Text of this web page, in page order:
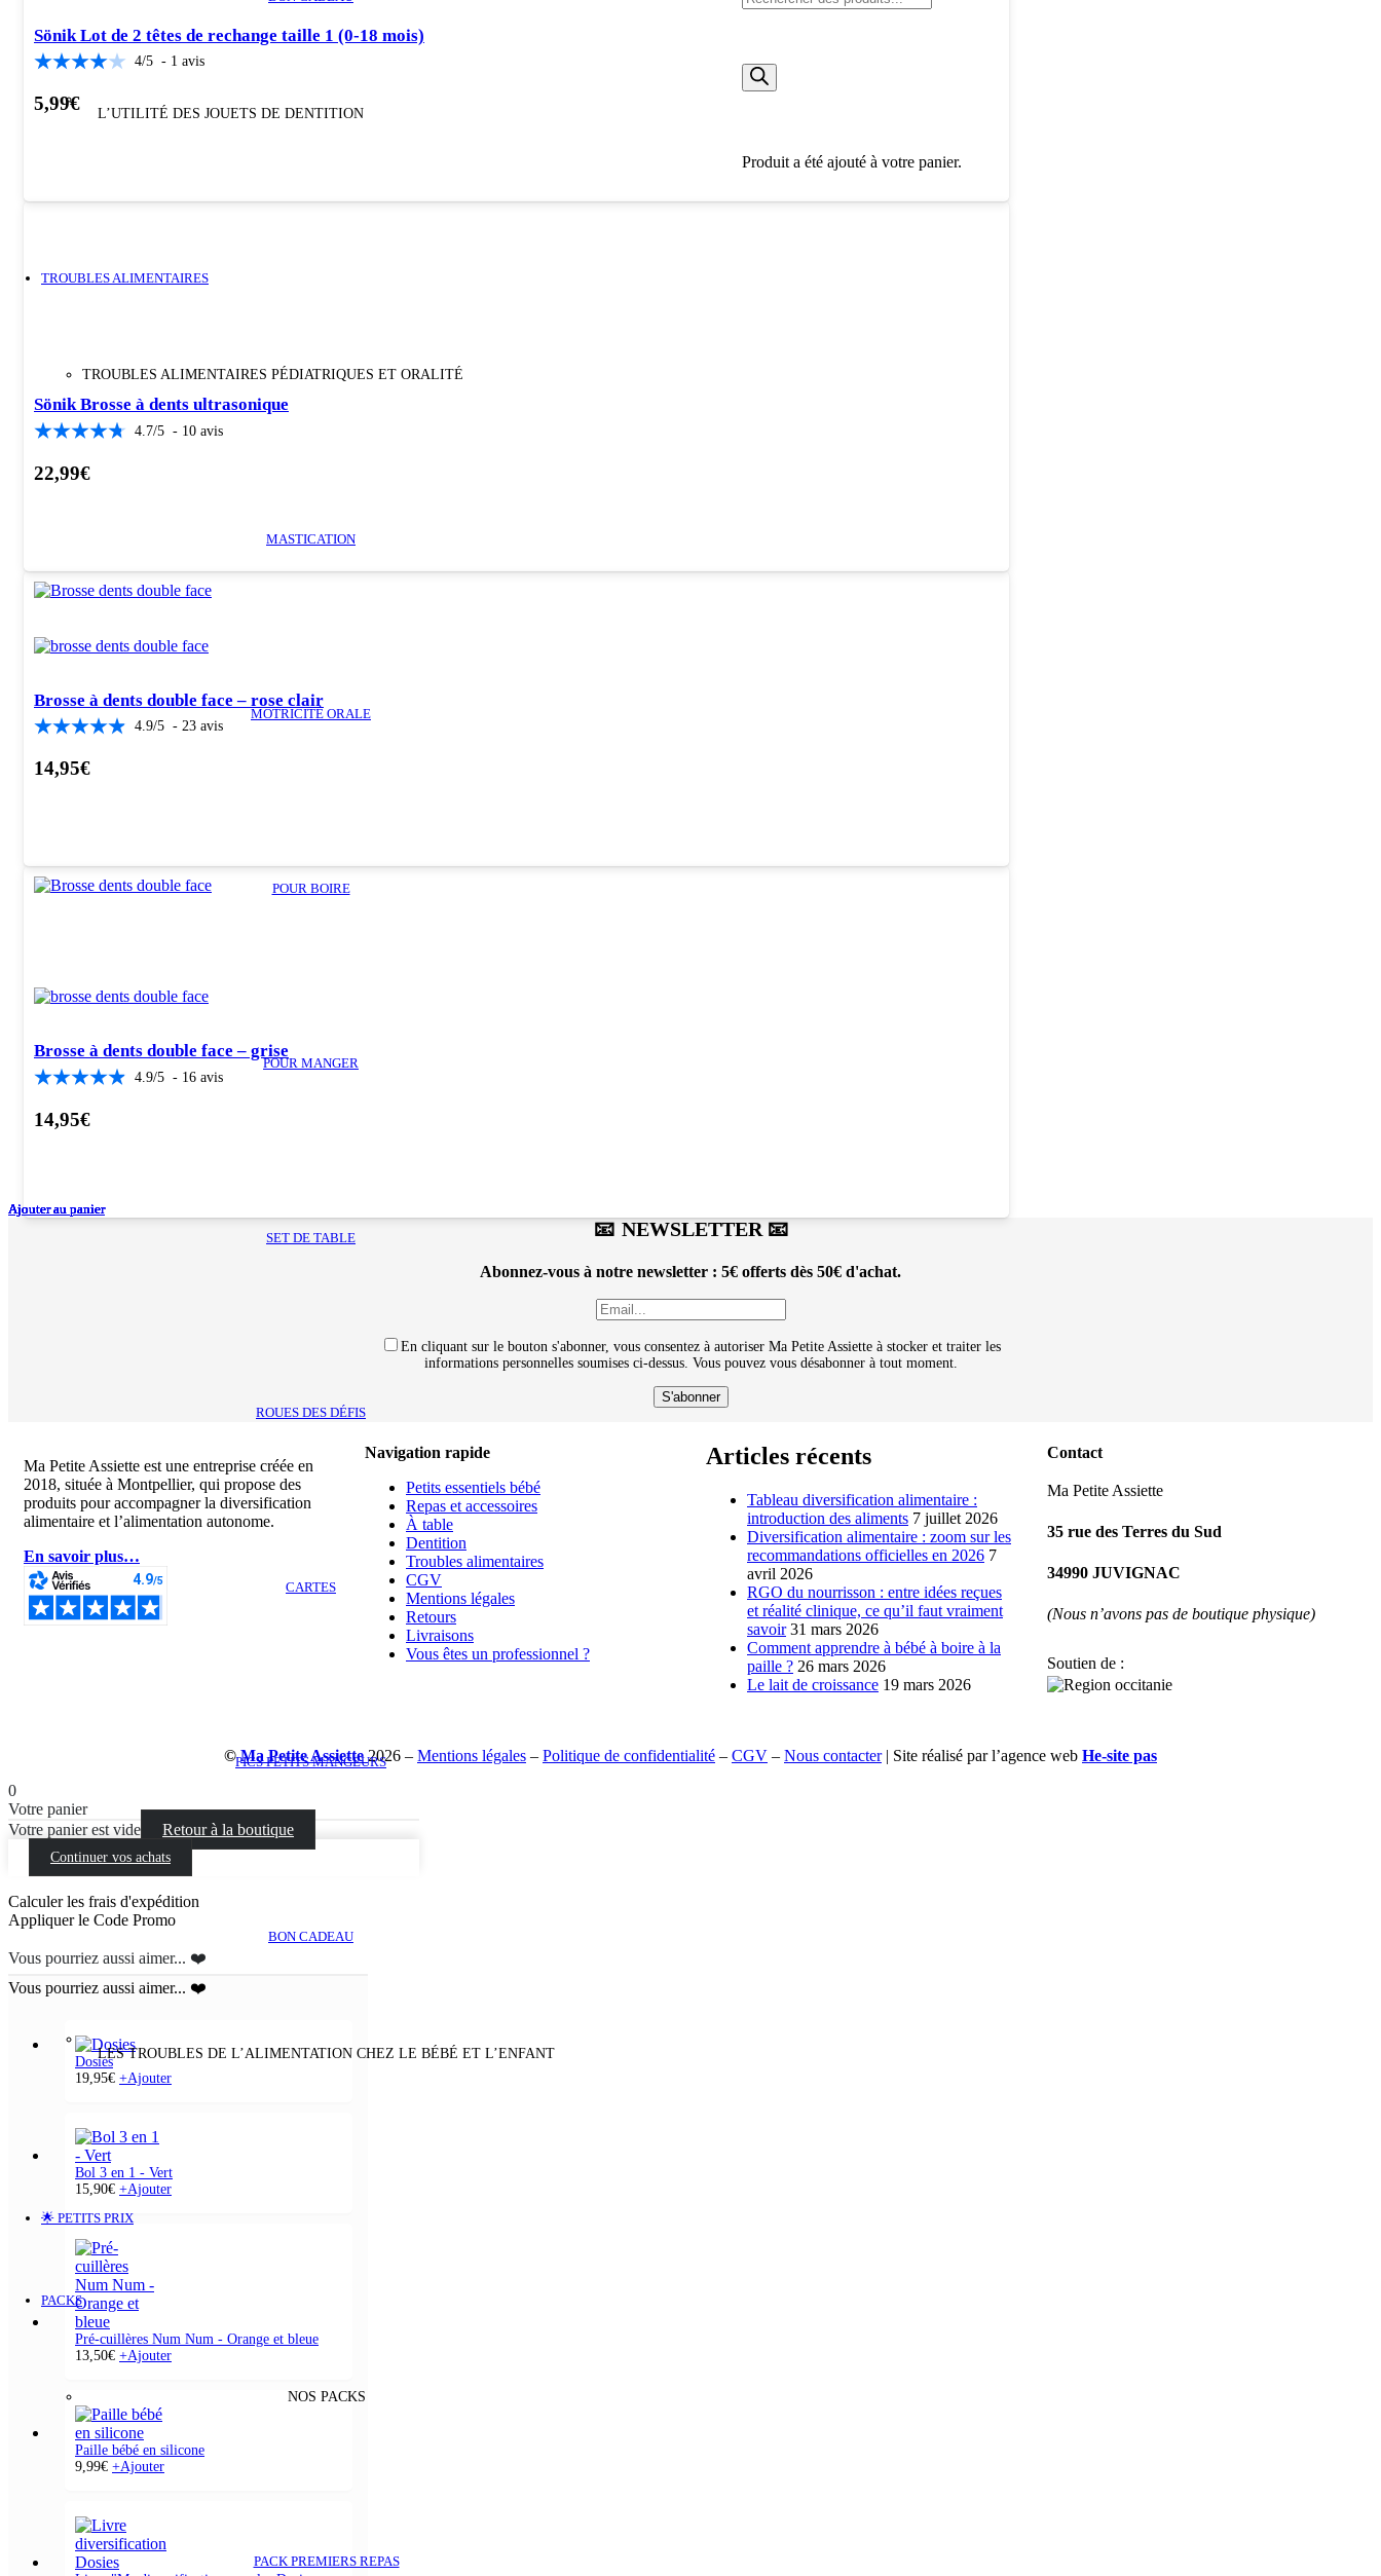
L’UTILITÉ DES JOUETS DE DENTITION
TROUBLES ALIMENTAIRES
TROUBLES ALIMENTAIRES PÉDIATRIQUES ET ORALITÉ
MASTICATION
MOTRICITÉ ORALE
POUR BOIRE
POUR MANGER
SET DE TABLE
ROUES DES DÉFIS
CARTES
PICS PETITS MANGEURS
BON CADEAU
LES TROUBLES DE L’ALIMENTATION CHEZ LE BÉBÉ ET L’ENFANT
🌟 PETITS PRIX
PACKS
NOS PACKS
PACK PREMIERS REPAS
de
produits
Produit a été ajouté à votre panier.
Ajouter au panier
Ajouter au panier
Ajouter au panier
Sönik Lot de 2 têtes de rechange taille 1 (0-18 mois)
4/5 - 1 avis
5,99€
Ajouter au panier
Sönik Brosse à dents ultrasonique
4.7/5 - 10 avis
22,99€
Ajouter au panier
Brosse à dents double face – rose clair
4.9/5 - 23 avis
14,95€
Ajouter au panier
Brosse à dents double face – grise
4.9/5 - 16 avis
14,95€
Ajouter au panier
📧 NEWSLETTER 📧
Abonnez-vous à notre newsletter : 5€ offerts dès 50€ d'achat.
En cliquant sur le bouton s'abonner, vous consentez à autoriser Ma Petite Assiette à stocker et traiter les
informations personnelles soumises ci-dessus. Vous pouvez vous désabonner à tout moment.
Ma Petite Assiette est une entreprise créée en
2018, située à Montpellier, qui propose des
produits pour accompagner la diversification
alimentaire et l’alimentation autonome.
En savoir plus…
Navigation rapide
Petits essentiels bébé
Repas et accessoires
À table
Dentition
Troubles alimentaires
CGV
Mentions légales
Retours
Livraisons
Vous êtes un professionnel ?
Articles récents
Tableau diversification alimentaire :
introduction des aliments 7 juillet 2026
Diversification alimentaire : zoom sur les
recommandations officielles en 2026 7
avril 2026
RGO du nourrisson : entre idées reçues
et réalité clinique, ce qu’il faut vraiment
savoir 31 mars 2026
Comment apprendre à bébé à boire à la
paille ? 26 mars 2026
Le lait de croissance 19 mars 2026
Contact
Ma Petite Assiette
35 rue des Terres du Sud
34990 JUVIGNAC
(Nous n’avons pas de boutique physique)
Soutien de :
©Ma Petite Assiette2026 – Mentions légales – Politique de confidentialité – CGV – Nous contacter| Site réalisé par l’agence web He-site pas
0
Votre panier
Votre panier est vide
Retour à la boutique
Continuer vos achats
Calculer les frais d'expédition
Appliquer le Code Promo
Vous pourriez aussi aimer... ❤️
Vous pourriez aussi aimer... ❤️
Dosies
19,95€ +Ajouter
Bol 3 en 1 - Vert
15,90€ +Ajouter
Pré-cuillères Num Num - Orange et bleue
13,50€ +Ajouter
Paille bébé en silicone
9,99€ +Ajouter